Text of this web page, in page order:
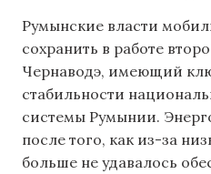
Румынские власти
сохранить в работе
Чернаводэ, имеющий
стабильности
системы Румынии.
после того, как из-за
больше не удавалось